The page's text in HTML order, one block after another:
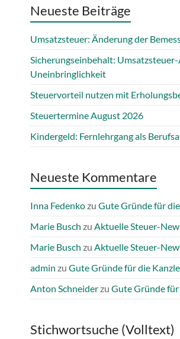
Neueste Beiträge
Umsatzsteuer: Änderung der
Sicherungseinbehalt:
Uneinbringlichkeit
Steuervorteil nutzen mit
Steuertermine August 2026
Kindergeld: Fernlehrgang als
Neueste Kommentare
Inna Fedenkozu Gute Gründe für
Marie Busch zu Aktuelle Steuer-
Marie Busch zu Aktuelle Steuer-
admin zu Gute Gründe für die
Anton Schneiderzu Gute Gründe für
Stichwortsuche (Volltext)